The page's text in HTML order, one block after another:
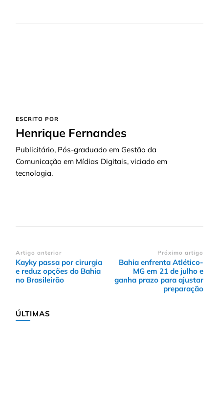
ESCRITO POR
Henrique Fernandes
Publicitário, Pós-graduado em Gestão da
Comunicação em Mídias Digitais, viciado em
tecnologia.
Navegação
de
post
Artigo anterior
Kayky passa por cirurgia
e reduz opções do Bahia
no Brasileirão
Próximo artigo
Bahia enfrenta Atlético-
MG em 21 de julho e
ganha prazo para ajustar
preparação
ÚLTIMAS